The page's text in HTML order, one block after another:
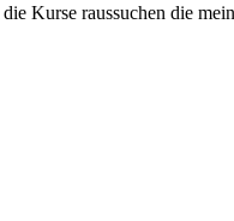
Kurse raussuchen die